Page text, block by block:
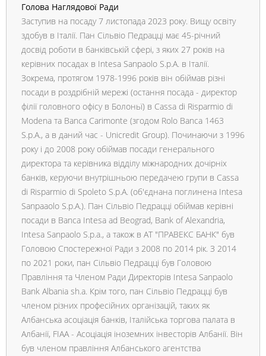
Голова Наглядової Ради
Заступив на посаду 7 листопада 2023 року. Вищу освіту
здобув в Італії. Пан Сільвіо Педрацці має 45-річний
досвід роботи в банківській сфері, з яких 27 років на
керівних посадах в Intesa Sanpaolo S.p.A. в Італії.
Зокрема, протягом 1978-1996 років він обіймав різні
посади в роздрібній мережі (остання посада - директор
філії головного офісу в Болоньї) в Cassa di Risparmio di
Modena та Banca Carimonte (згодом Rolo Banca 1463
S.p.A., а в даний час - Unicredit Group). Починаючи з 1996
року і до 2008 року обіймав посади генерального
директора та керівника відділу міжнародних дочірніх
банків, керуючи внутрішньою передачею групи в Cassa
di Risparmio di Spoleto S.p.A. (об'єднана поглинена Intesa
Sanpaaolo S.p.A.). Пан Сільвіо Педрацці обіймав керівні
посади в Banca Intesa ad Beograd, Bank of Alexandria,
Intesa Sanpaolo S.p.a., а також в АТ "ПРАВЕКС БАНК" був
Головою Спостережної Ради з 2008 по 2014 рік. З 2014
по 2021 роки, пан Сільвіо Педрацці був Головою
Правління та Членом Ради Директорів Intesa Sanpaolo
Bank Albania sh.a. Крім того, пан Сільвіо Педрацці був
членом різних професійних організацій, таких як
Албанська асоціація банків, Італійська торгова палата в
Албанії, FIAA - Асоціація іноземних інвесторів Албанії. Він
був членом правління Албанського агентства